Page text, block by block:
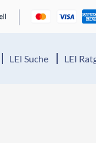
LEI Suche LEI